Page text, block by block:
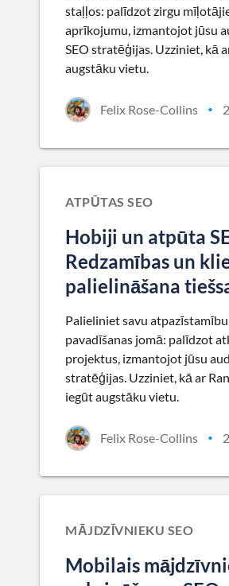
staļļos: palīdzot zirgu
aprīkojumu, izmantojot jūsu
SEO stratēģijas. Uzziniet, kā
augstāku vietu.
Felix Rose-Collins •
ATPŪTAS SEO
Hobiji un atpūta
Redzamības un
palielināšana
Palieliniet savu
pavadīšanas jomā: palīdzot
projektus, izmantojot jūsu
stratēģijas. Uzziniet, kā ar
iegūt augstāku vietu.
Felix Rose-Collins •
MĀJDZĪVNIEKU SEO
Mobilais